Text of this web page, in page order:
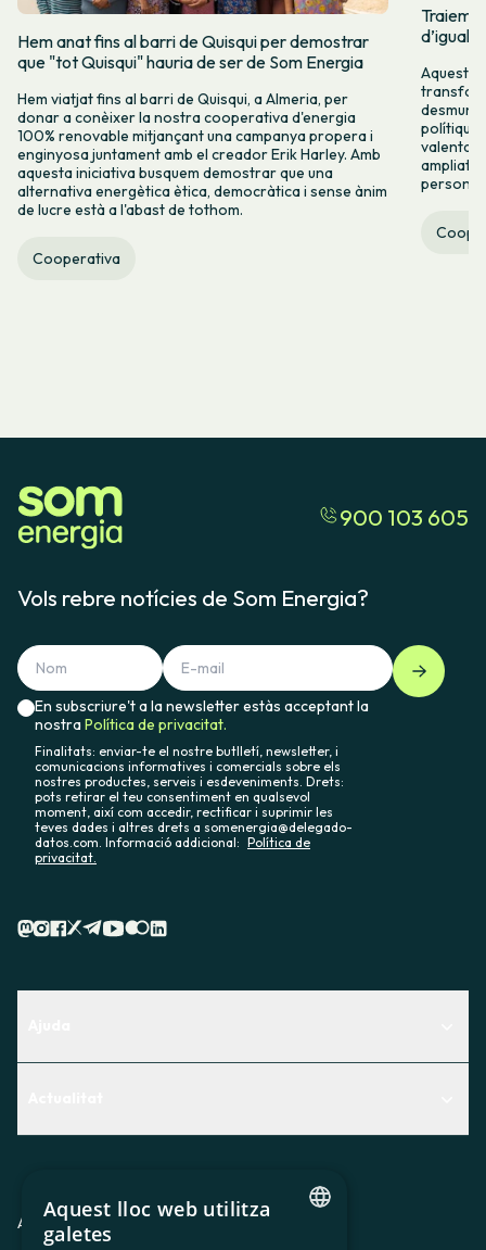
Hem anat fins al barri de Quisqui per demostrar
que "tot Quisqui" hauria de ser de Som Energia
Hem viatjat fins al barri de Quisqui, a Almeria, per
donar a conèixer la nostra cooperativa d'energia
100% renovable mitjançant una campanya propera i
enginyosa juntament amb el creador Erik Harley. Amb
aquesta iniciativa busquem demostrar que una
alternativa energètica ètica, democràtica i sense ànim
de lucre està a l'abast de tothom.
Cooperativa
Traiem
Aquest
valenta
900 103 605
Vols rebre notícies de Som Energia?
En subscriure't a la newsletter estàs acceptant la
nostraPolítica de privacitat.
Finalitats: enviar-te el nostre butlletí, newsletter, i
comunicacions informatives i comercials sobre els
nostres productes, serveis i esdeveniments. Drets:
pots retirar el teu consentiment en qualsevol
moment, així com accedir, rectificar i suprimir les
teves dades i altres drets a somenergia@delegado-
datos.com. Informació addicional: Política de
privacitat.
Premsa
Avis legal Política de privacitatPolítica de cookies
Aquest lloc web utilitza
galetes